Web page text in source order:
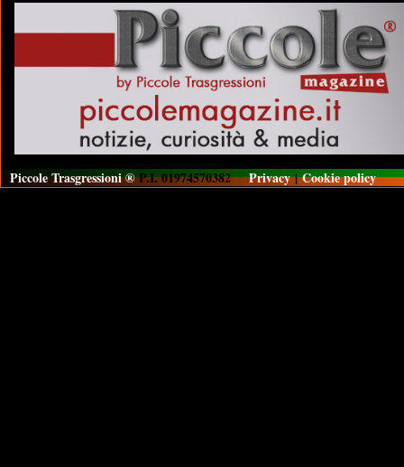
Piccole Trasgressioni ®P.I. 01974570382Privacy|Cookie policy